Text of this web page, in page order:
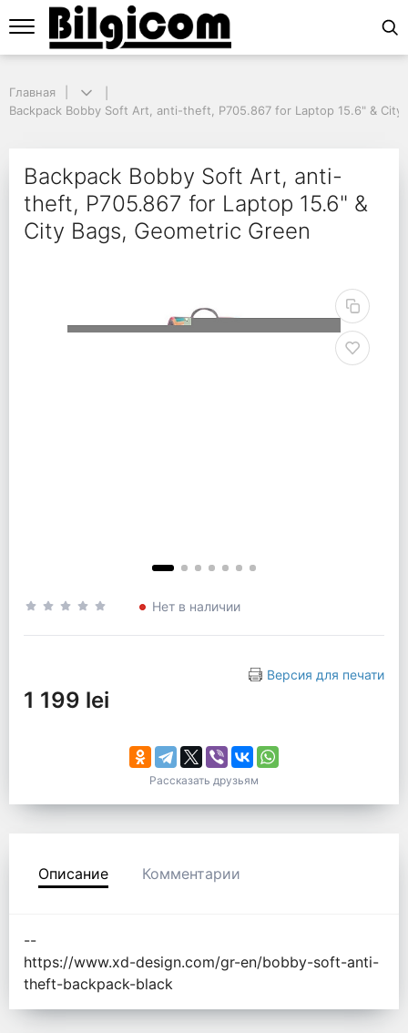
Backpack Bobby Soft Art, anti-theft, P705.867 for Laptop 15.6" & City
Backpack Bobby Soft
Главная
Backpack Bobby Soft Art, anti-theft, P705.867 for Laptop 15.6" & City
Backpack Bobby Soft Art, anti-
theft, P705.867 for Laptop 15.6" &
City Bags, Geometric Green
Нет в наличии
Версия для печати
1 199 lei
Рассказать друзьям
Описание Комментарии
--
https://www.xd-design.com/gr-en/bobby-soft-anti-
theft-backpack-black